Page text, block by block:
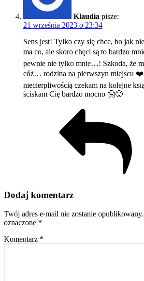
Klaudia pisze:
21 września 2023 o 23:34
Sens jest! Tylko czy się chce, bo jak
ma co, ale skoro chęci są to bardzo
pewnie nie tylko mnie…! Szkoda, że
cóż… rodzina na pierwszyn miejscu
niecierpliwością czekam na kolejne
ściskam Cię bardzo mocno 🤗🙂
Dodaj komentarz
Twój adres e-mail nie zostanie opublikowany.
oznaczone *
Komentarz *